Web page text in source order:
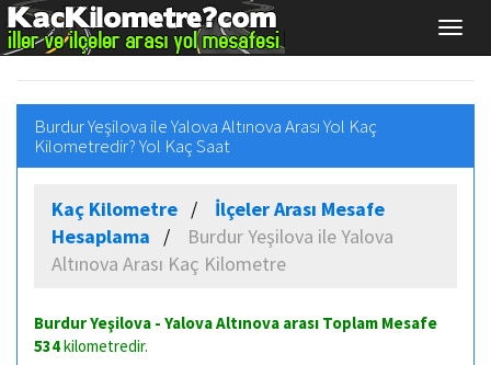
Burdur Yeşilova ile Yalova Altınova Arası Yol Kaç
Kilometredir? Yol Kaç Saat
Kaç Kilometre
İlçeler Arası Mesafe
Hesaplama
Burdur Yeşilova ile Yalova
Altınova Arası Kaç Kilometre
Burdur Yeşilova - Yalova Altınova arası Toplam Mesafe
534kilometredir.